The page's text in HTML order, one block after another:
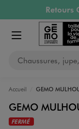
Aller au contenu
Aller à la navigation
Retours
PAYEZ
RETRAIT ET
Afficher le menu
Chaussures,
Accueil GEMO
GEMO
FERMÉ